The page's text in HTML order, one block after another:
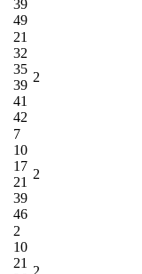
39
49
21
32
35
39
41
42
2
7
10
17
21
39
46
2
2
10
21
2